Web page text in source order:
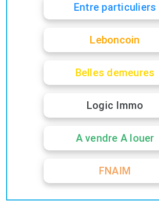
Entre particuliers
Leboncoin
Belles demeures
Logic Immo
A vendre A louer
FNAIM